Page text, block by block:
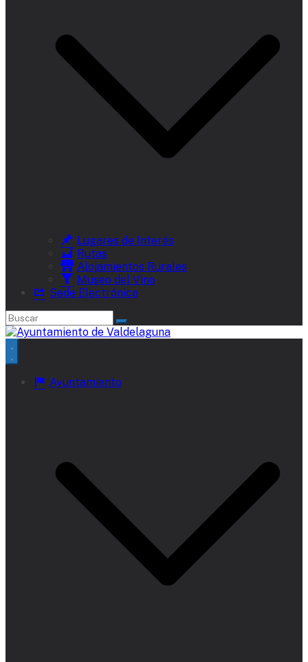
Lugares de Interés
Rutas
Alojamientos Rurales
Museo del Vino
Sede Electrónica
Ayuntamiento